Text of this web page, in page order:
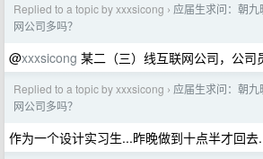
Replied to a topic by xxxsicong › 应届生求问：朝
网公司多吗？
@xxxsicong 某二（三）线互联网公司，公司
Replied to a topic by xxxsicong › 应届生求问：朝
网公司多吗？
作为一个设计实习生...昨晚做到十点半才回去